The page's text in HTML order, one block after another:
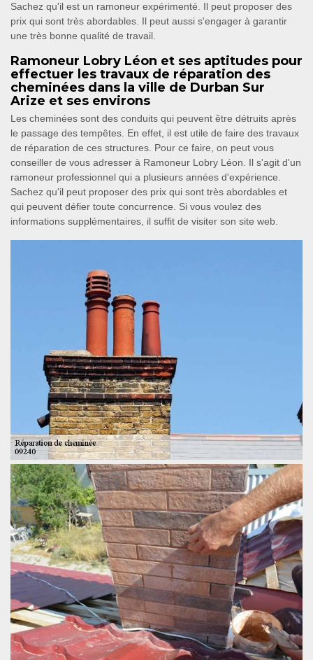
Sachez qu'il est un ramoneur expérimenté. Il peut proposer des
prix qui sont très abordables. Il peut aussi s'engager à garantir
une très bonne qualité de travail.
Ramoneur Lobry Léon et ses aptitudes pour
effectuer les travaux de réparation des
cheminées dans la ville de Durban Sur
Arize et ses environs
Les cheminées sont des conduits qui peuvent être détruits après
le passage des tempêtes. En effet, il est utile de faire des travaux
de réparation de ces structures. Pour ce faire, on peut vous
conseiller de vous adresser à Ramoneur Lobry Léon. Il s'agit d'un
ramoneur professionnel qui a plusieurs années d'expérience.
Sachez qu'il peut proposer des prix qui sont très abordables et
qui peuvent défier toute concurrence. Si vous voulez des
informations supplémentaires, il suffit de visiter son site web.